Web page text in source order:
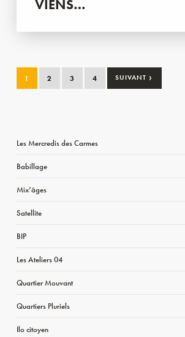
VIENS…
1 2 3 4 SUIVANT ›
Les Mercredis des Carmes
Babillage
Mix’âges
Satellite
BIP
Les Ateliers 04
Quartier Mouvant
Quartiers Pluriels
Ilo citoyen